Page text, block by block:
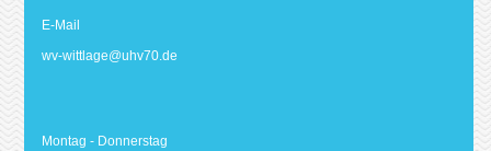
E-Mail
wv-wittlage@uhv70.de
Montag - Donnerstag